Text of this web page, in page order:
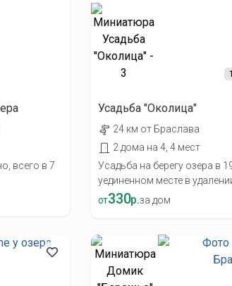
всего в 7
Усадьба "Околица"
24 км от Браслава
2 дома на 4, 4 мест
Усадьба на берегу озера в
уединенном месте в
от330р.за дом